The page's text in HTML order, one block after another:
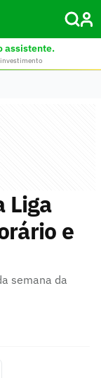
assistente.
investimento
Liga
e
semana da